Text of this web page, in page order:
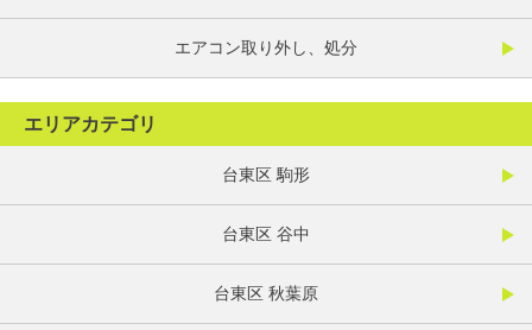
エアコン取り外し、処分
エリアカテゴリ
台東区 駒形
台東区 谷中
台東区 秋葉原